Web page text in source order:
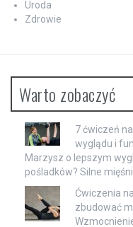
Uroda
Zdrowie
Warto zobaczyć
7 ćwiczeń
wyglądu i
Marzysz o lepszym
pośladków? Silne
Ćwiczenia
zbudować